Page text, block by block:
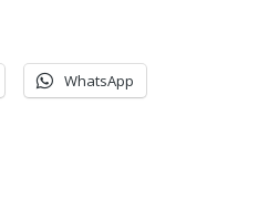
WhatsApp